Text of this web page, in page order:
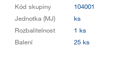
Kód skupiny
104001
Jednotka (MJ)
ks
Rozbalitelnost
1 ks
Balení
25 ks